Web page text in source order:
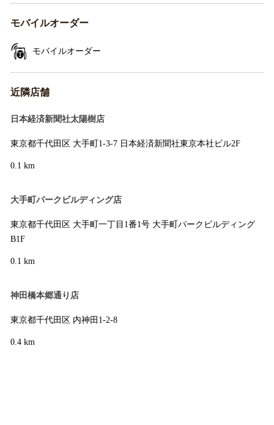
モバイルオーダー
モバイルオーダー
近隣店舗
日本経済新聞社太陽樹店
東京都千代田区 大手町1-3-7 日本経済新聞社東京本社ビル2F
0.1 km
大手町パークビルディング店
東京都千代田区 大手町一丁目1番1号 大手町パークビルディング
B1F
0.1 km
神田橋本郷通り店
東京都千代田区 内神田1-2-8
0.4 km